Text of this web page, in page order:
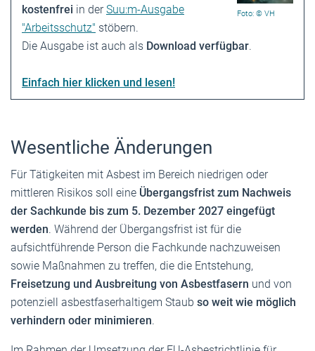
Foto: © VH
kostenfrei in derSuu:m-Ausgabe
"Arbeitsschutz" stöbern.
Die Ausgabe ist auch als Download verfügbar.
Einfach hier klicken und lesen!
Wesentliche Änderungen
Für Tätigkeiten mit Asbest im Bereich niedrigen oder
mittleren Risikos soll eine Übergangsfrist zum Nachweis
der Sachkunde bis zum 5. Dezember 2027 eingefügt
werden. Während der Übergangsfrist ist für die
aufsichtführende Person die Fachkunde nachzuweisen
sowie Maßnahmen zu treffen, die die Entstehung,
Freisetzung und Ausbreitung von Asbestfasern und von
potenziell asbestfaserhaltigem Staub so weit wie möglich
verhindern oder minimieren.